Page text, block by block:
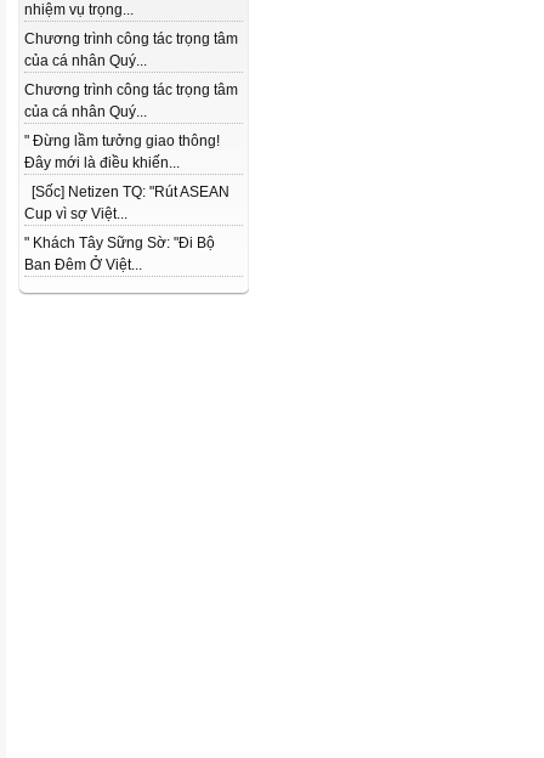
nhiệm vụ trọng...
Chương trình công tác trọng tâm
của cá nhân Quý...
Chương trình công tác trọng tâm
của cá nhân Quý...
" Đừng lầm tưởng giao thông!
Đây mới là điều khiến...
[Sốc] Netizen TQ: "Rút ASEAN
Cup vì sợ Việt...
" Khách Tây Sững Sờ: "Đi Bộ
Ban Đêm Ở Việt...